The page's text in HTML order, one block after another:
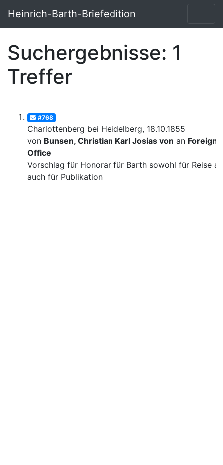
Heinrich-Barth-Briefedition
Suchergebnisse: 1
Treffer
#768
Charlottenberg bei Heidelberg, 18.10.1855
von Bunsen, Christian Karl Josias von an Foreign
Office
Vorschlag für Honorar für Barth sowohl für Reise
auch für Publikation